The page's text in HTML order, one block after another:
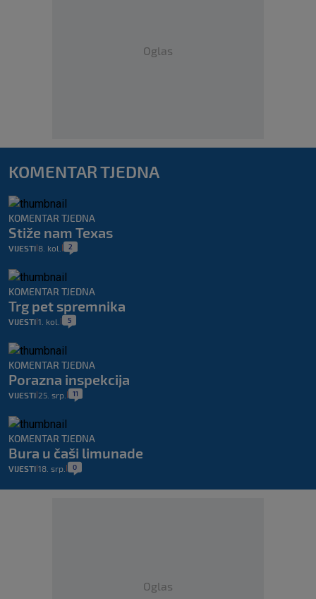
Oglas
KOMENTAR TJEDNA
KOMENTAR TJEDNA
Stiže nam Texas
VIJESTI 8. kol. 2
KOMENTAR TJEDNA
Trg pet spremnika
VIJESTI 1. kol. 5
KOMENTAR TJEDNA
Porazna inspekcija
VIJESTI 25. srp. 11
KOMENTAR TJEDNA
Bura u čaši limunade
VIJESTI 18. srp. 0
Oglas